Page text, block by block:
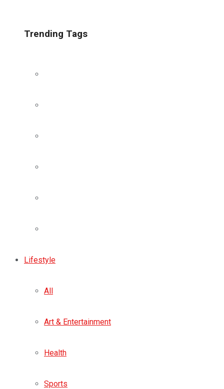
Trending Tags
Lifestyle
All
Art & Entertainment
Health
Sports